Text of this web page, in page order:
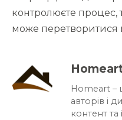
контролюєте процес,
може перетворитися
Homeart –
авторів і
контент та